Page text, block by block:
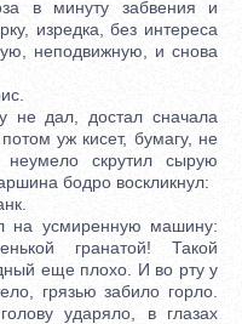
в минуту забвения и
изредка, без интереса
неподвижную, и снова
дал, достал сначала
уж кисет, бумагу, не
скрутил сырую
бодро воскликнул:
усмиренную машину:
гранатой! Такой
еще плохо. И во рту у
грязью забило горло.
ударяло, в глазах